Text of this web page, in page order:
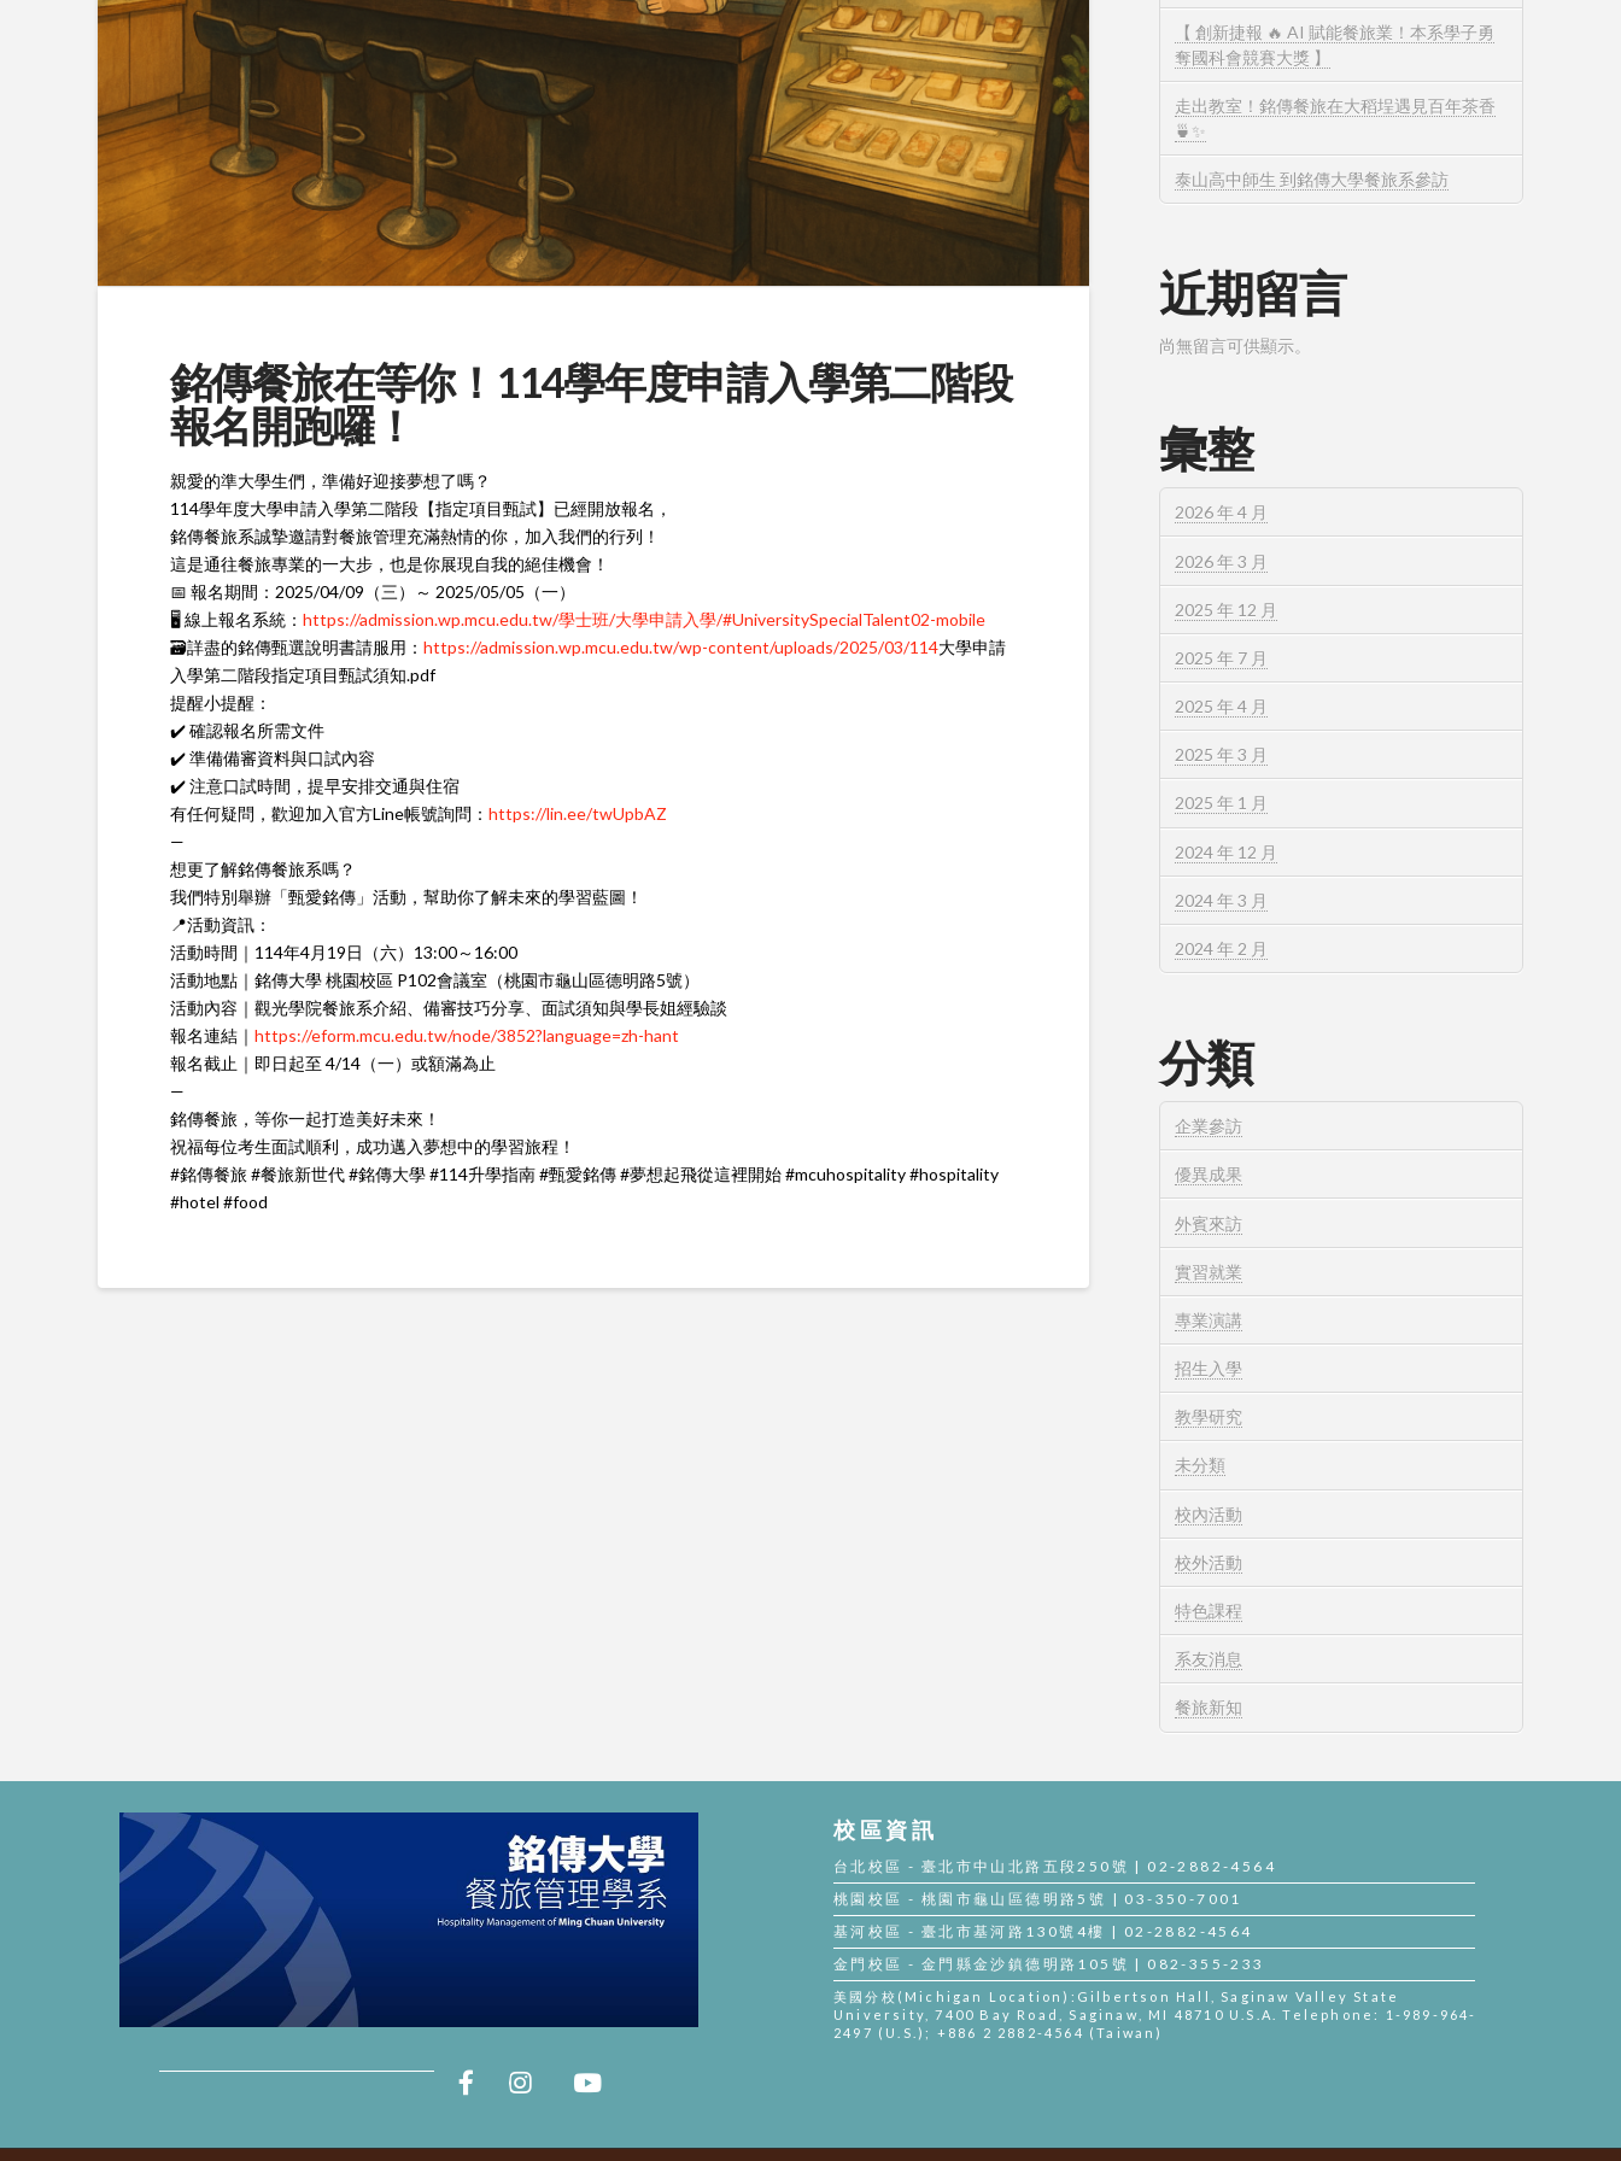
銘傳餐旅在等你！114學年度申請入學第二階段
報名開跑囉！
親愛的準大學生們，準備好迎接夢想了嗎？
114學年度大學申請入學第二階段【指定項目甄試】已經開放報名，
銘傳餐旅系誠摯邀請對餐旅管理充滿熱情的你，加入我們的行列！
這是通往餐旅專業的一大步，也是你展現自我的絕佳機會！
📅 報名期間：2025/04/09（三）～ 2025/05/05（一）
🖥️ 線上報名系統： https://admission.wp.mcu.edu.tw/學士班/大學申請入學/#UniversitySpecialTalent02-mobile
🗃️詳盡的銘傳甄選說明書請服用： https://admission.wp.mcu.edu.tw/wp-content/uploads/2025/03/114大學申請
入學第二階段指定項目甄試須知.pdf
提醒小提醒：
✔️ 確認報名所需文件
✔️ 準備備審資料與口試內容
✔️ 注意口試時間，提早安排交通與住宿
有任何疑問，歡迎加入官方Line帳號詢問： https://lin.ee/twUpbAZ
—
想更了解銘傳餐旅系嗎？
我們特別舉辦「甄愛銘傳」活動，幫助你了解未來的學習藍圖！
📍活動資訊：
活動時間｜114年4月19日（六）13:00～16:00
活動地點｜銘傳大學 桃園校區 P102會議室（桃園市龜山區德明路5號）
活動內容｜觀光學院餐旅系介紹、備審技巧分享、面試須知與學長姐經驗談
報名連結｜ https://eform.mcu.edu.tw/node/3852?language=zh-hant
報名截止｜即日起至 4/14（一）或額滿為止
—
銘傳餐旅，等你一起打造美好未來！
祝福每位考生面試順利，成功邁入夢想中的學習旅程！
#銘傳餐旅 #餐旅新世代 #銘傳大學 #114升學指南 #甄愛銘傳 #夢想起飛從這裡開始 #mcuhospitality #hospitality
#hotel #food
【 創新捷報 🔥 AI 賦能餐旅業！本系學子勇
奪國科會競賽大獎 】
走出教室！銘傳餐旅在大稻埕遇見百年茶香
🍵✨
泰山高中師生 到銘傳大學餐旅系參訪
近期留言
尚無留言可供顯示。
彙整
2026 年 4 月
2026 年 3 月
2025 年 12 月
2025 年 7 月
2025 年 4 月
2025 年 3 月
2025 年 1 月
2024 年 12 月
2024 年 3 月
2024 年 2 月
分類
企業參訪
優異成果
外賓來訪
實習就業
專業演講
招生入學
教學研究
未分類
校內活動
校外活動
特色課程
系友消息
餐旅新知
校區資訊
台北校區 - 臺北市中山北路五段250號 | 02-2882-4564
桃園校區 - 桃園市龜山區德明路5號 | 03-350-7001
基河校區 - 臺北市基河路130號4樓 | 02-2882-4564
金門校區 - 金門縣金沙鎮德明路105號 | 082-355-233
美國分校(Michigan Location):Gilbertson Hall, Saginaw Valley State
University, 7400 Bay Road, Saginaw, MI 48710 U.S.A. Telephone: 1-989-964-
2497 (U.S.); +886 2 2882-4564 (Taiwan)